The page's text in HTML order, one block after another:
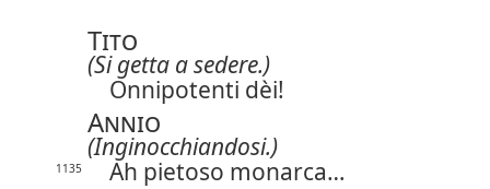
Tito
(Si getta a sedere.)
Onnipotenti dèi!
Annio
(Inginocchiandosi.)
1135 Ah pietoso monarca…